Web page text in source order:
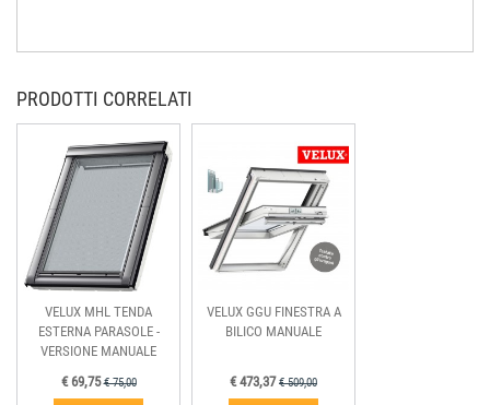
PRODOTTI CORRELATI
VELUX MHL TENDA
ESTERNA PARASOLE -
VERSIONE MANUALE
€ 69,75€ 75,00
VELUX GGU FINESTRA A
BILICO MANUALE
€ 473,37€ 509,00